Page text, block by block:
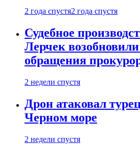
2 года спустя2 года спустя
Судебное
Лерчек
обращения
2 недели спустя
Дрон атаковал
Черном море
2 недели спустя